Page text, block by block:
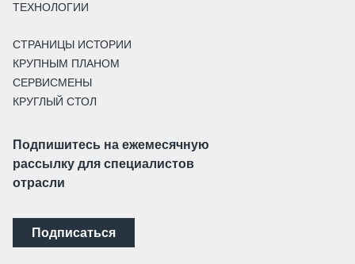
ТЕХНОЛОГИИ
СТРАНИЦЫ ИСТОРИИ
КРУПНЫМ ПЛАНОМ
СЕРВИСМЕНЫ
КРУГЛЫЙ СТОЛ
Подпишитесь на ежемесячную
рассылку для специалистов
отрасли
Подписаться